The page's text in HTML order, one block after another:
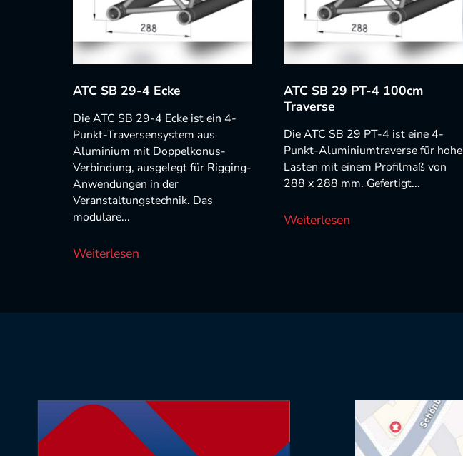
ATC SB 29-4 Ecke
Die ATC SB 29-4 Ecke ist ein 4-
Punkt-Traversensystem aus
Aluminium mit Doppelkonus-
Verbindung, ausgelegt für Rigging-
Anwendungen in der
Veranstaltungstechnik. Das
modulare...
Weiterlesen
ATC SB 29 PT-4 100cm
Traverse
Die ATC SB 29 PT-4 ist eine 4-
Punkt-Aluminiumtraverse für hohe
Lasten mit einem Profilmaß von
288 x 288 mm. Gefertigt...
Weiterlesen